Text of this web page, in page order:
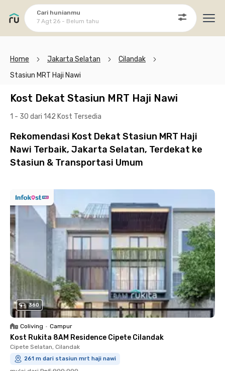
Cari hunianmu
7 Agt 26 - Belum tahu
Home Jakarta Selatan
Cilandak
Stasiun MRT Haji Nawi
Kost Dekat Stasiun MRT Haji Nawi
1 - 30 dari 142 Kost Tersedia
Rekomendasi Kost Dekat Stasiun MRT Haji
Nawi Terbaik, Jakarta Selatan, Terdekat ke
Stasiun & Transportasi Umum
360
Coliving • Campur
Kost Rukita 8AM Residence Cipete Cilandak
Cipete Selatan, Cilandak
261 m dari stasiun mrt haji nawi